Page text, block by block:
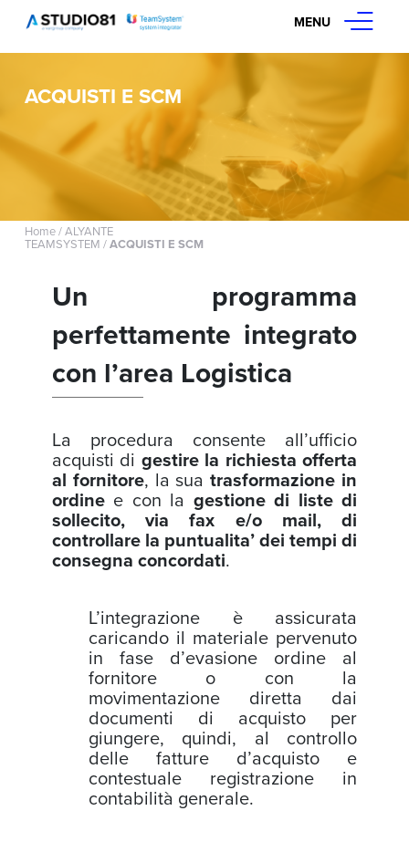
MENU
ACQUISTI E SCM
Home/ALYANTE
TEAMSYSTEM /ACQUISTI E SCM
Un programma
perfettamente integrato
con l’area Logistica
La procedura consente all’ufficio
acquisti di gestire la richiesta offerta
al fornitore, la suatrasformazione in
ordinee con la gestione di liste di
sollecito, via fax e/o mail, di
controllare la puntualita’ dei tempi di
consegna concordati.
L’integrazione è assicurata
caricando il materiale pervenuto
in fase d’evasione ordine al
fornitore o con la
movimentazione diretta dai
documenti di acquisto per
giungere, quindi, al controllo
delle fatture d’acquisto e
contestuale registrazione in
contabilità generale.